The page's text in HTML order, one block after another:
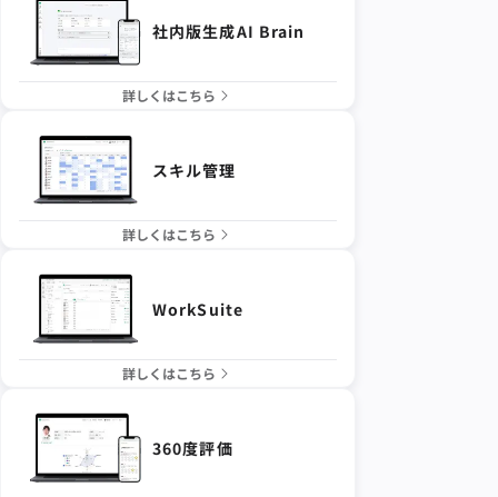
社内版生成AI Brain
詳しくはこちら
スキル管理
詳しくはこちら
WorkSuite
詳しくはこちら
360度評価